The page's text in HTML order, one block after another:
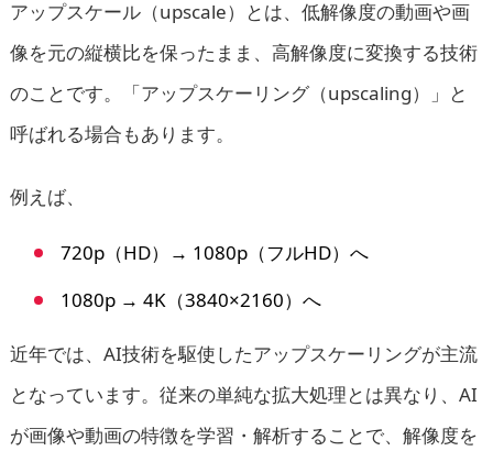
アップスケール（upscale）とは、低解像度の動画や画
像を元の縦横比を保ったまま、高解像度に変換する技術
のことです。「アップスケーリング（upscaling）」と
呼ばれる場合もあります。
例えば、
720p（HD）→ 1080p（フルHD）へ
1080p → 4K（3840×2160）へ
近年では、AI技術を駆使したアップスケーリングが主流
となっています。従来の単純な拡大処理とは異なり、AI
が画像や動画の特徴を学習・解析することで、解像度を